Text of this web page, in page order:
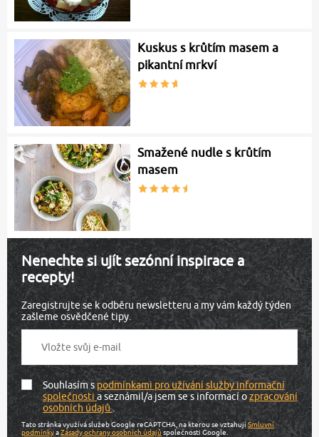
Kuskus s krůtím masem a
pikantní mrkví
Smažené nudle s krůtím
masem
Nenechte si ujít sezónní inspirace a
recepty!
Zaregistrujte se k odběru newsletteru a my vám každý týden
zašleme osvědčené tipy.
Souhlasím spodmínkami pro užívání služby informační
společnostia seznámil/a jsem se s informací ozpracování
osobních údajů.
Tato stránka využívá služeb Google reCAPTCHA, na kterou se vztahujíSmluvní
podmínkyaZásady ochrany osobních údajů společnosti Google.